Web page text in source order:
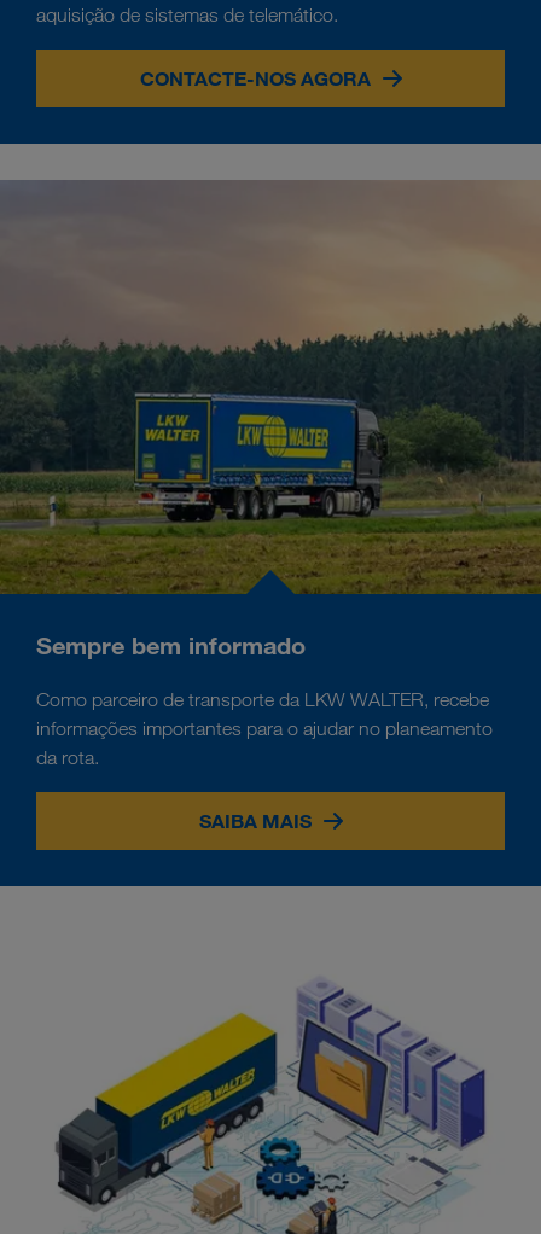
aquisição de sistemas de telemático.
CONTACTE-NOS AGORA
Sempre bem informado
Como parceiro de transporte da LKW WALTER, recebe
informações importantes para o ajudar no planeamento
da rota.
SAIBA MAIS